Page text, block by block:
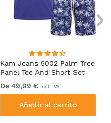
Kam Jeans 5002 Palm Tree
Panel Tee And Short Set
Electric Blue
De 49,99 € incl. IVA
Añadir al carrito